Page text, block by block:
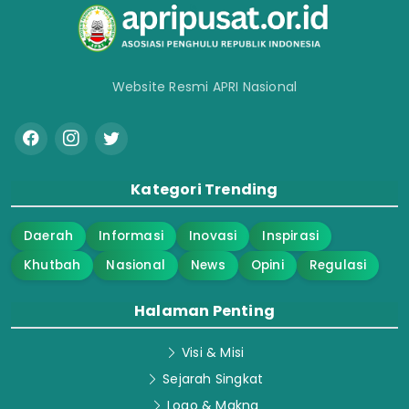
Website Resmi APRI Nasional
Kategori Trending
Daerah Informasi Inovasi
Inspirasi
Khutbah
Nasional News Opini Regulasi
Halaman Penting
Visi & Misi
Sejarah Singkat